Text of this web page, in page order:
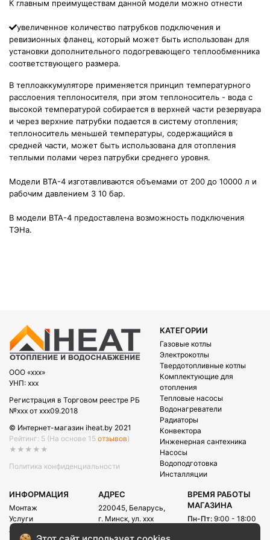
К главным преимуществам данной модели можно отнести
увеличенное количество патрубков подключения и
ревизионных фланец, который может быть использован для
установки дополнительного подогревающего теплообменника
соответствующего размера.
В теплоаккумуляторе применяется принцип температурного
расслоения теплоносителя, при этом теплоноситель - вода с
высокой температурой собирается в верхней части резервуара
и через верхние патрубки подается в систему отопления;
теплоноситель меньшей температуры, содержащийся в
средней части, может быть использована для отопления
теплыми полами через патрубки среднего уровня.
Модели ВТА-4 изготавливаются объемами от 200 до 10000 л и
рабочим давлением 3 10 бар.
В модели ВТА-4 предоставлена возможность подключения
ТЭНа.
OOO «xxx»
УНП: xxx
Регистрация в Торговом реестре РБ
№xxx от xxx09.2018
© Интернет-магазин iheat.by 2021
Рейтинг: 5 (На основе 15 отзывов)
★★★★★
Политика конфиденциальности
КАТЕГОРИИ
Газовые котлы
Электрокотлы
Твердотопливные котлы
Комплектующие для
отопления
Тепловые насосы
Водонагреватели
Радиаторы
Конвектора
Инженерная сантехника
Насосы
Водоподготовка
Инсталляции
ИНФОРМАЦИЯ
Монтаж
Услуги
Акции
АДРЕС
220045, Беларусь,
г. Минск, ул. xxx
E-mail:
ВРЕМЯ РАБОТЫ
МАГАЗИНА
Пн-Пт: 9:00 - 18:00